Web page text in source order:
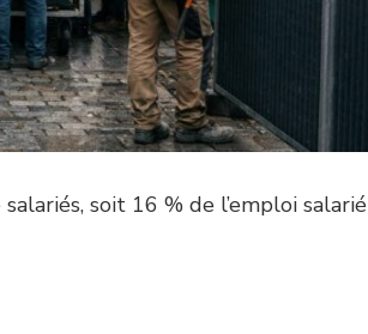
soit 16 % de l’emploi salarié